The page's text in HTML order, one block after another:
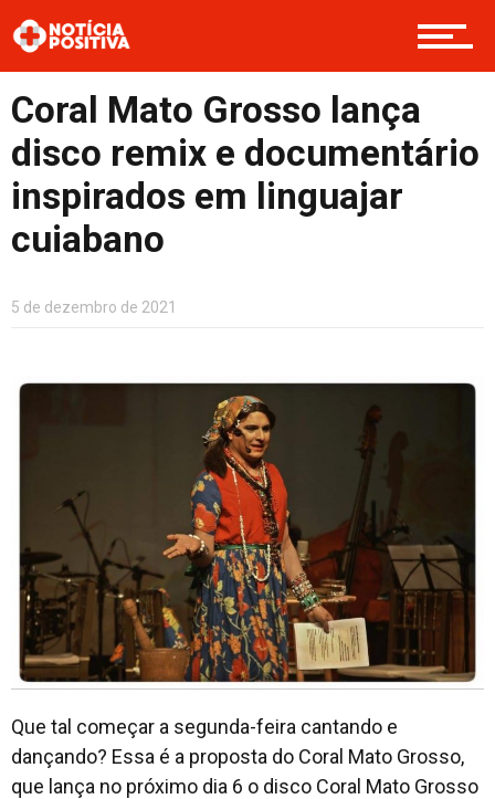
Cultura
Coral Mato Grosso lança
disco remix e documentário
inspirados em linguajar
cuiabano
5 de dezembro de 2021
Que tal começar a segunda-feira cantando e
dançando? Essa é a proposta do Coral Mato Grosso,
que lança no próximo dia 6 o disco Coral Mato Grosso